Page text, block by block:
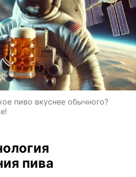
пиво вкуснее обычного?
пива